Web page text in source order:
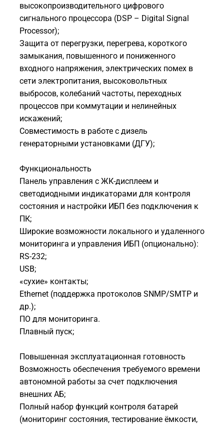
высокопроизводительного цифрового
сигнального процессора (DSP – Digital Signal
Processor);
Защита от перегрузки, перегрева, короткого
замыкания, повышенного и пониженного
входного напряжения, электрических помех в
сети электропитания, высоковольтных
выбросов, колебаний частоты, переходных
процессов при коммутации и нелинейных
искажений;
Совместимость в работе с дизель
генераторными установками (ДГУ);
Функциональность
Панель управления с ЖК-дисплеем и
светодиодными индикаторами для контроля
состояния и настройки ИБП без подключения к
ПК;
Широкие возможности локального и удаленного
мониторинга и управления ИБП (опционально):
RS-232;
USB;
«сухие» контакты;
Ethernet (поддержка протоколов SNMP/SMTP и
др.);
ПО для мониторинга.
Плавный пуск;
Повышенная эксплуатационная готовность
Возможность обеспечения требуемого времени
автономной работы за счет подключения
внешних АБ;
Полный набор функций контроля батарей
(мониторинг состояния, тестирование ёмкости,